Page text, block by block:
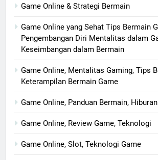
Game Online & Strategi Bermain
Game Online yang Sehat Tips Bermain
Pengembangan Diri Mentalitas dalam
Keseimbangan dalam Bermain
Game Online, Mentalitas Gaming, Tips
Keterampilan Bermain Game
Game Online, Panduan Bermain,
Game Online, Review Game, Teknologi
Game Online, Slot, Teknologi Game